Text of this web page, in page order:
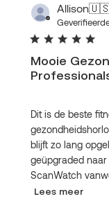
Allison
Mooie
Dit is de beste
blijft zo lang
geüpgraded
ScanWatch
Lees meer